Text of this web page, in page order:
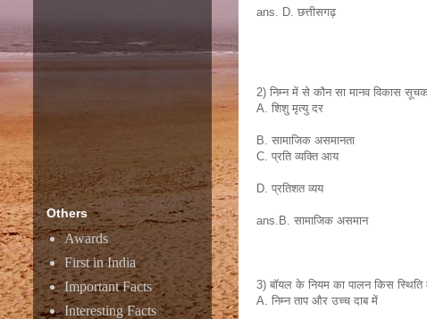
ans. D. छत्तीसगढ़
2) निम्न में से कौन सा मानव विकास
A. शिशु मृत्यु दर
B. सामाजिक असमानता
C. प्रति व्यक्ति आय
D. प्रतिशत व्यय
ans.B. सामाजिक असमान
3) बॉयल के नियम का पालन किस स्थिति
A. निम्न ताप और उच्च दाब में
Others
Awards
First in India
Important Facts
Interesting Facts